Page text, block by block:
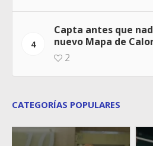
4
Capta antes que
nuevo Mapa de
2
CATEGORÍAS POPULARES